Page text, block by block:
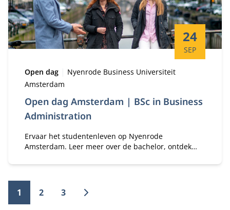
Open dag Amsterdam | BSc in Business
Administration
Startdatum:
24
SEP
Type:
Open dag Locatie:
Nyenrode Business Universiteit
Amsterdam
Ervaar het studentenleven op Nyenrode
Amsterdam. Leer meer over de bachelor, ontdek
begeleiders die je graag alles vertellen.
1 2 3